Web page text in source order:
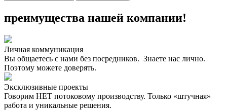
преимущества нашей компании!
Личная коммуникация
Вы общаетесь с нами без посредников. Знаете нас лично.
Поэтому можете доверять.
Эксклюзивные проекты
Говорим НЕТ потоковому производству. Только «штучная»
работа и уникальные решения.